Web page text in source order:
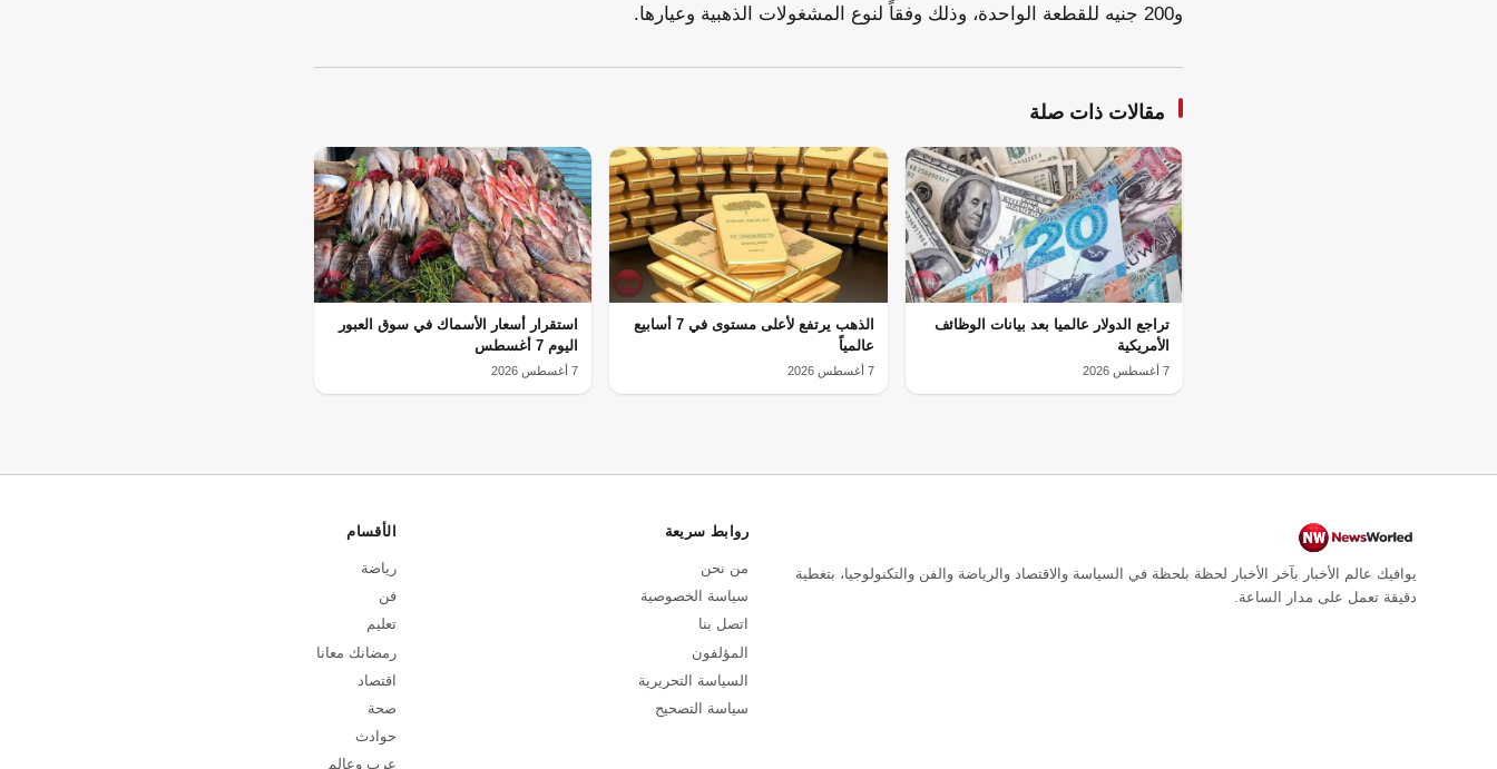
و200 جنيه للقطعة الواحدة، وذلك وفقاً لنوع المشغولات الذهبية وعيارها.
مقالات ذات صلة
تراجع الدولار عالميا بعد بيانات الوظائف
الأمريكية
7 أغسطس 2026
الذهب يرتفع لأعلى مستوى في 7 أسابيع
عالمياً
7 أغسطس 2026
استقرار أسعار الأسماك في سوق العبور
اليوم 7 أغسطس
7 أغسطس 2026
يوافيك عالم الأخبار بآخر الأخبار لحظة بلحظة في السياسة والاقتصاد والرياضة والفن والتكنولوجيا، بتغطية
دقيقة تعمل على مدار الساعة.
روابط سريعة
من نحن
سياسة الخصوصية
اتصل بنا
المؤلفون
السياسة التحريرية
سياسة التصحيح
الأقسام
رياضة
فن
تعليم
رمضانك معانا
اقتصاد
صحة
حوادث
عرب وعالم